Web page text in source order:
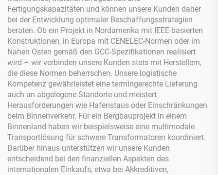
Fertigungskapazitäten und können unsere Kunden daher
bei der Entwicklung optimaler Beschaffungsstrategien
beraten. Ob ein Projekt in Nordamerika mit IEEE-basierten
Konstruktionen, in Europa mit CENELEC-Normen oder im
Nahen Osten gemäß den GCC-Spezifikationen realisiert
wird – wir verbinden unsere Kunden stets mit Herstellern,
die diese Normen beherrschen. Unsere logistische
Kompetenz gewährleistet eine termingerechte Lieferung
auch an abgelegene Standorte und meistert
Herausforderungen wie Hafenstaus oder Einschränkungen
beim Binnenverkehr. Für ein Bergbauprojekt in einem
Binnenland haben wir beispielsweise eine multimodale
Transportlösung für schwere Transformatoren koordiniert.
Darüber hinaus unterstützen wir unsere Kunden
entscheidend bei den finanziellen Aspekten des
internationalen Einkaufs, etwa bei Akkreditiven,